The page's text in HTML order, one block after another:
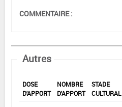
COMMENTAIRE :
Autres
DOSE
D'APPORT
NOMBRE
D'APPORT
STADE
CULTURAL